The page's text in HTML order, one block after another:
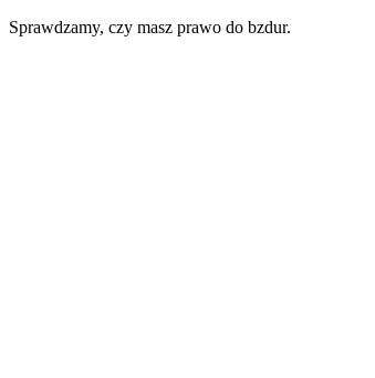
Sprawdzamy, czy masz prawo do bzdur.